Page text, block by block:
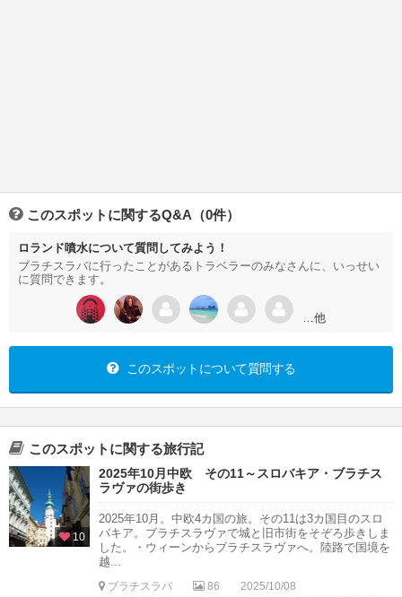
このスポットに関するQ&A（0件）
ロランド噴水について質問してみよう！
ブラチスラバに行ったことがあるトラベラーのみなさんに、いっせい
に質問できます。
…他
このスポットについて質問する
このスポットに関する旅行記
10
2025年10月中欧 その11～スロバキア・ブラチス
ラヴァの街歩き
2025年10月。中欧4カ国の旅。その11は3カ国目のスロ
バキア。ブラチスラヴァで城と旧市街をそぞろ歩きしま
した。・ウィーンからブラチスラヴァへ。陸路で国境を
越...
ブラチスラバ 86
2025/10/08